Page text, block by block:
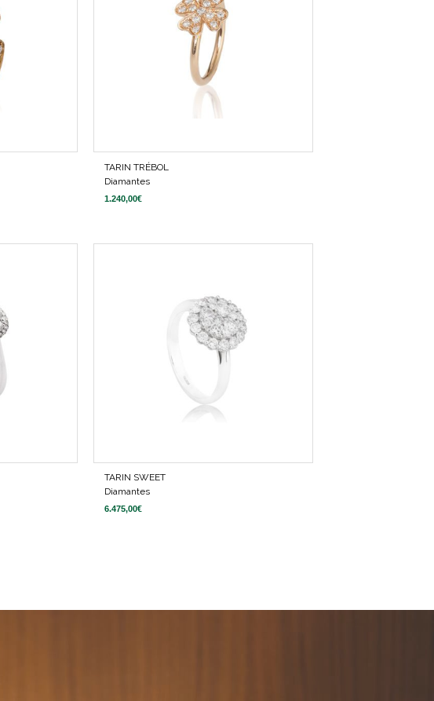
TARIN TRÉBOL
Diamantes
1.240,00€
TARIN SWEET
Diamantes
6.475,00€